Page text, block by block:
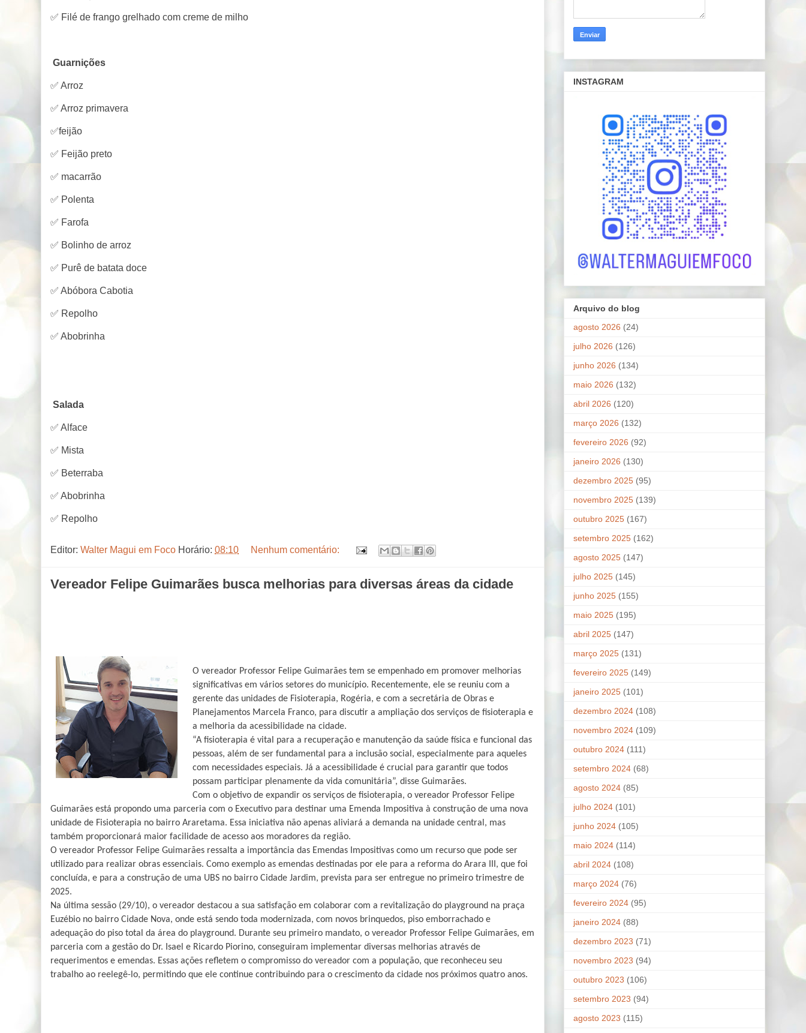
✅ Filé de frango grelhado com creme de milho
Guarnições
✅ Arroz
✅ Arroz primavera
✅feijão
✅ Feijão preto
✅ macarrão
✅ Polenta
✅ Farofa
✅ Bolinho de arroz
✅ Purê de batata doce
✅ Abóbora Cabotia
✅ Repolho
✅ Abobrinha
Salada
✅ Alface
✅ Mista
✅ Beterraba
✅ Abobrinha
✅ Repolho
Editor: Walter Magui em Foco Horário: 08:10 Nenhum comentário:
Vereador Felipe Guimarães busca melhorias para diversas áreas da cidade
O vereador Professor Felipe Guimarães tem se empenhado em promover melhorias
significativas em vários setores do município. Recentemente, ele se reuniu com a
gerente das unidades de Fisioterapia, Rogéria, e com a secretária de Obras e
Planejamentos Marcela Franco, para discutir a ampliação dos serviços de fisioterapia e
a melhoria da acessibilidade na cidade.
“A fisioterapia é vital para a recuperação e manutenção da saúde física e funcional das
pessoas, além de ser fundamental para a inclusão social, especialmente para aqueles
com necessidades especiais. Já a acessibilidade é crucial para garantir que todos
possam participar plenamente da vida comunitária”, disse Guimarães.
Com o objetivo de expandir os serviços de fisioterapia, o vereador Professor Felipe
Guimarães está propondo uma parceria com o Executivo para destinar uma Emenda Impositiva à construção de uma nova
unidade de Fisioterapia no bairro Araretama. Essa iniciativa não apenas aliviará a demanda na unidade central, mas
também proporcionará maior facilidade de acesso aos moradores da região.
O vereador Professor Felipe Guimarães ressalta a importância das Emendas Impositivas como um recurso que pode ser
utilizado para realizar obras essenciais. Como exemplo as emendas destinadas por ele para a reforma do Arara III, que foi
concluída, e para a construção de uma UBS no bairro Cidade Jardim, prevista para ser entregue no primeiro trimestre de
2025.
Na última sessão (29/10), o vereador destacou a sua satisfação em colaborar com a revitalização do playground na praça
Euzébio no bairro Cidade Nova, onde está sendo toda modernizada, com novos brinquedos, piso emborrachado e
adequação do piso total da área do playground. Durante seu primeiro mandato, o vereador Professor Felipe Guimarães, em
parceria com a gestão do Dr. Isael e Ricardo Piorino, conseguiram implementar diversas melhorias através de
requerimentos e emendas. Essas ações refletem o compromisso do vereador com a população, que reconheceu seu
trabalho ao reelegê-lo, permitindo que ele continue contribuindo para o crescimento da cidade nos próximos quatro anos.
INSTAGRAM
Arquivo do blog
agosto 2026 (24)
julho 2026 (126)
junho 2026 (134)
maio 2026 (132)
abril 2026 (120)
março 2026 (132)
fevereiro 2026 (92)
janeiro 2026 (130)
dezembro 2025 (95)
novembro 2025 (139)
outubro 2025 (167)
setembro 2025 (162)
agosto 2025 (147)
julho 2025 (145)
junho 2025 (155)
maio 2025 (195)
abril 2025 (147)
março 2025 (131)
fevereiro 2025 (149)
janeiro 2025 (101)
dezembro 2024 (108)
novembro 2024 (109)
outubro 2024 (111)
setembro 2024 (68)
agosto 2024 (85)
julho 2024 (101)
junho 2024 (105)
maio 2024 (114)
abril 2024 (108)
março 2024 (76)
fevereiro 2024 (95)
janeiro 2024 (88)
dezembro 2023 (71)
novembro 2023 (94)
outubro 2023 (106)
setembro 2023 (94)
agosto 2023 (115)